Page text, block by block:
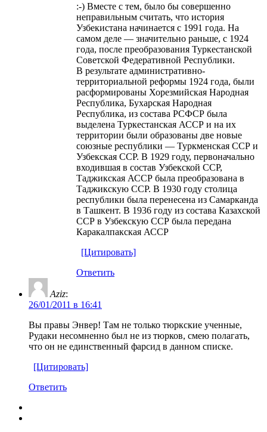
:-) Вместе с тем, было бы совершенно
неправильным считать, что история
Узбекистана начинается с 1991 года. На
самом деле — значительно раньше, с 1924
года, после преобразования Туркестанской
Советской Федеративной Республики.
В результате административно-
территориальной реформы 1924 года, были
расформированы Хорезмийская Народная
Республика, Бухарская Народная
Республика, из состава РСФСР была
выделена Туркестанская АССР и на их
территории были образованы две новые
союзные республики — Туркменская ССР и
Узбекская ССР. В 1929 году, первоначально
входившая в состав Узбекской ССР,
Таджикская АССР была преобразована в
Таджикскую ССР. В 1930 году столица
республики была перенесена из Самарканда
в Ташкент. В 1936 году из состава Казахской
ССР в Узбекскую ССР была передана
Каракалпакская АССР
[Цитировать]
Ответить
Aziz:
26/01/2011 в 16:41
Вы правы Энвер! Там не только тюркские ученные,
Рудаки несомненно был не из тюрков, смею полагать,
что он не единственный фарсид в данном списке.
[Цитировать]
Ответить